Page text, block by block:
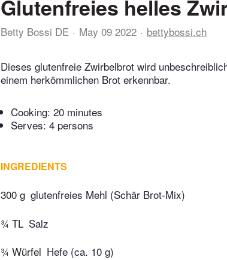
Glutenfreies helles
Betty Bossi DE May 09 2022 bettybossi.ch
Dieses glutenfreie Zwirbelbrot wird
einem herkömmlichen Brot erkennbar.
Cooking: 20 minutes
Serves: 4 persons
INGREDIENTS
300 g glutenfreies Mehl (Schär Brot-Mix)
¾ TL Salz
¾ Würfel Hefe (ca. 10 g)